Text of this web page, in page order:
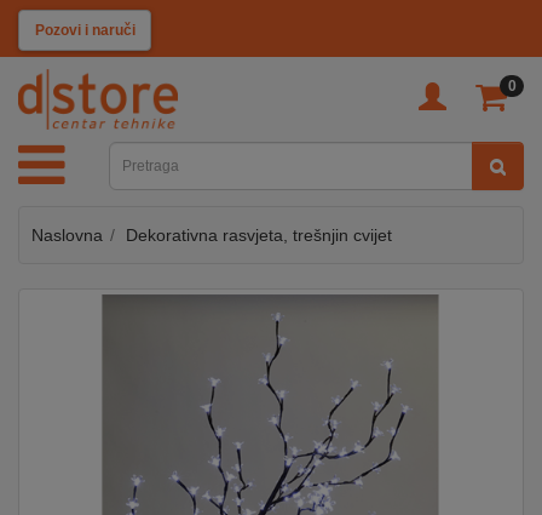
Pozovi i naruči
0
KATEGORIJE
TV
SAT
MOBILNI
Naslovna Dekorativna rasvjeta, trešnjin cvijet